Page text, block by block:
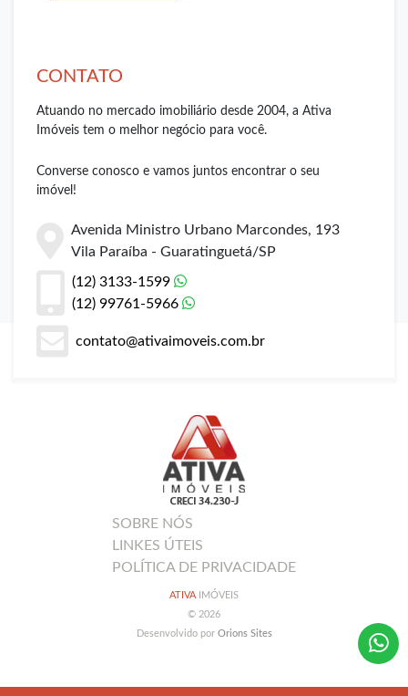
CONTATO
Atuando no mercado imobiliário desde 2004, a Ativa
Imóveis tem o melhor negócio para você.
Converse conosco e vamos juntos encontrar o seu
imóvel!
Avenida Ministro Urbano Marcondes, 193
Vila Paraíba - Guaratinguetá/SP
(12) 3133-1599
(12) 99761-5966
contato@ativaimoveis.com.br
SOBRE NÓS
LINKES ÚTEIS
POLÍTICA DE PRIVACIDADE
ATIVA IMÓVEIS
© 2026
Desenvolvido por Orions Sites